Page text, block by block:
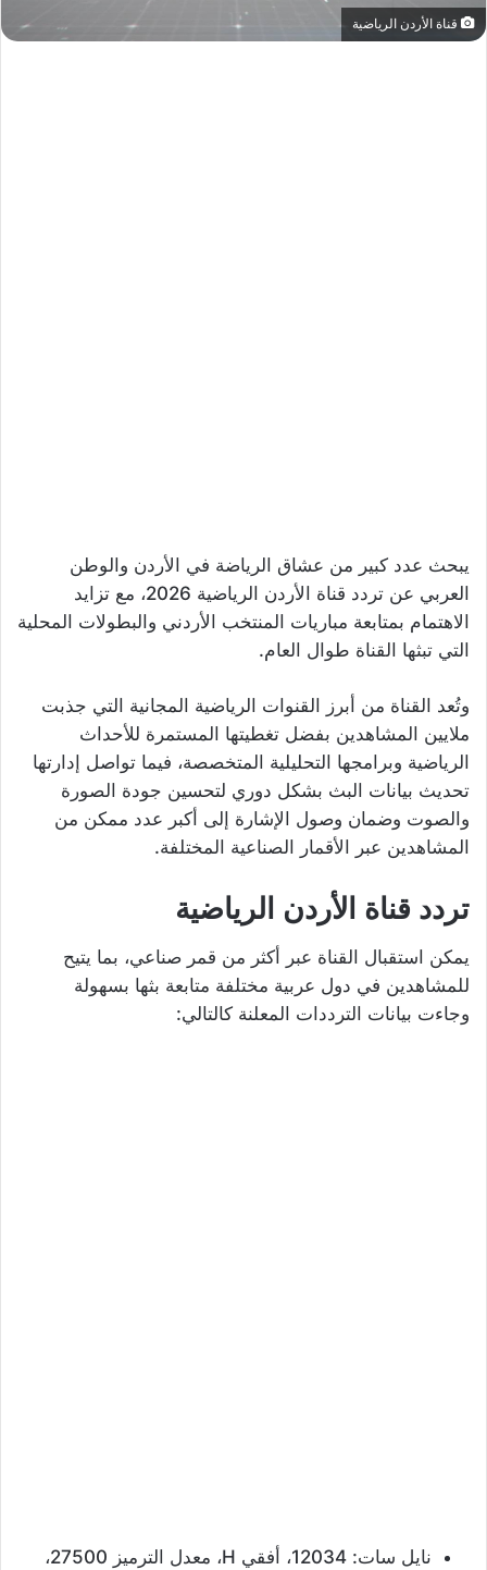
قناة الأردن الرياضية
يبحث عدد كبير من عشاق الرياضة في الأردن والوطن
العربي عن تردد قناة الأردن الرياضية 2026، مع تزايد
الاهتمام بمتابعة مباريات المنتخب الأردني والبطولات المحلية
التي تبثها القناة طوال العام.
وتُعد القناة من أبرز القنوات الرياضية المجانية التي جذبت
ملايين المشاهدين بفضل تغطيتها المستمرة للأحداث
الرياضية وبرامجها التحليلية المتخصصة، فيما تواصل إدارتها
تحديث بيانات البث بشكل دوري لتحسين جودة الصورة
والصوت وضمان وصول الإشارة إلى أكبر عدد ممكن من
المشاهدين عبر الأقمار الصناعية المختلفة.
تردد قناة الأردن الرياضية
يمكن استقبال القناة عبر أكثر من قمر صناعي، بما يتيح
للمشاهدين في دول عربية مختلفة متابعة بثها بسهولة
وجاءت بيانات الترددات المعلنة كالتالي:
نايل سات: 12034، أفقي H، معدل الترميز 27500،